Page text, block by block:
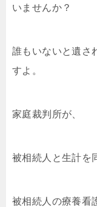
いませんか？
誰もいないと遺さ
すよ。
家庭裁判所が、
被相続人と生計を
被相続人の療養看